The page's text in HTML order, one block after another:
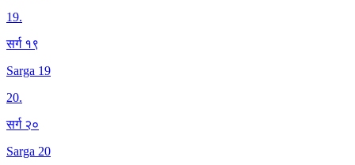
19.
सर्ग १९
Sarga 19
20.
सर्ग २०
Sarga 20